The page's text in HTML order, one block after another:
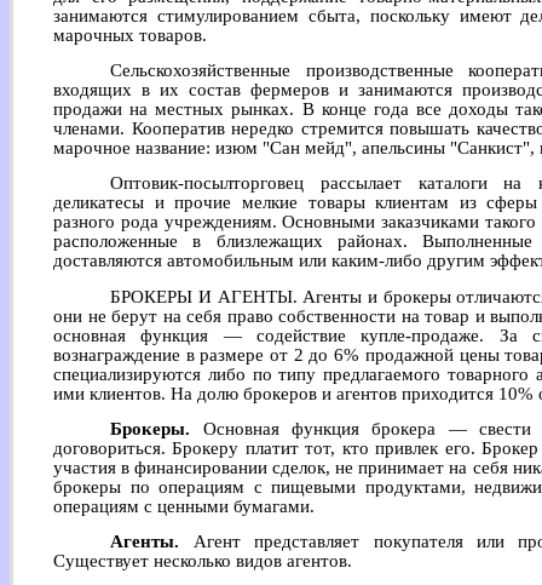
занимаются стимулированием сбыта, поскольку имеют
марочных товаров.
Сельскохозяйственные производственные
входящих в их состав фермеров и занимаются
продажи на местных рынках. В конце года все доходы
членами. Кооператив нередко стремится повышать
марочное название: изюм "Сан мейд", апельсины
Оптовик-посылторговец рассылает каталоги
деликатесы и прочие мелкие товары клиентам из
разного рода учреждениям. Основными заказчиками
расположенные в близлежащих районах.
доставляются автомобильным или каким-либо другим
БРОКЕРЫ И АГЕНТЫ. Агенты и брокеры отличаются
они не берут на себя право собственности на товар и
основная функция — содействие купле-продаже. За
вознаграждение в размере от 2 до 6% продажной цены
специализируются либо по типу предлагаемого
ими клиентов. На долю брокеров и агентов приходится 10%
Брокеры. Основная функция брокера —
договориться. Брокеру платит тот, кто привлек его.
участия в финансировании сделок, не принимает на себя
брокеры по операциям с пищевыми продуктами,
операциям с ценными бумагами.
Агенты. Агент представляет покупателя или
Существует несколько видов агентов.